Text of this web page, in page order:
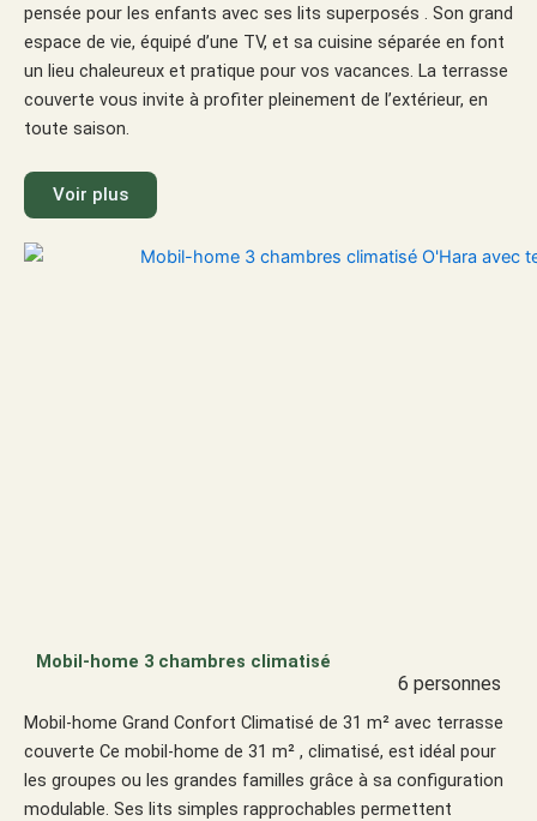
pensée pour les enfants avec ses lits superposés . Son grand
espace de vie, équipé d’une TV, et sa cuisine séparée en font
un lieu chaleureux et pratique pour vos vacances. La terrasse
couverte vous invite à profiter pleinement de l’extérieur, en
toute saison.
Voir plus
Mobil-home 3 chambres climatisé
6 personnes
Mobil-home Grand Confort Climatisé de 31 m² avec terrasse
couverte Ce mobil-home de 31 m² , climatisé, est idéal pour
les groupes ou les grandes familles grâce à sa configuration
modulable. Ses lits simples rapprochables permettent